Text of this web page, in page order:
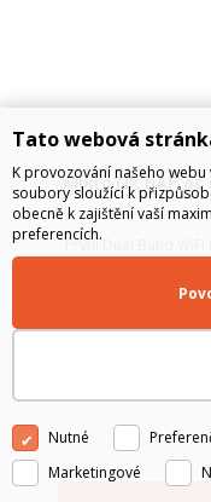
MikroTik hAP ac
První Dual Band WiFi
pásmech. V
Tato webová
K provozování našeho webu
soubory sloužící k
obecně k zajištění vaší
preferencích.
Nutné
Marketingové